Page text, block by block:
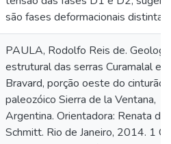
são fases deformacionais distintas.
PAULA, Rodolfo Reis de.
estrutural das serras Curamalal e
Bravard, porção oeste do cinturão
paleozóico Sierra de la Ventana,
Argentina. Orientadora: Renata da
Schmitt. Rio de Janeiro, 2014. 1